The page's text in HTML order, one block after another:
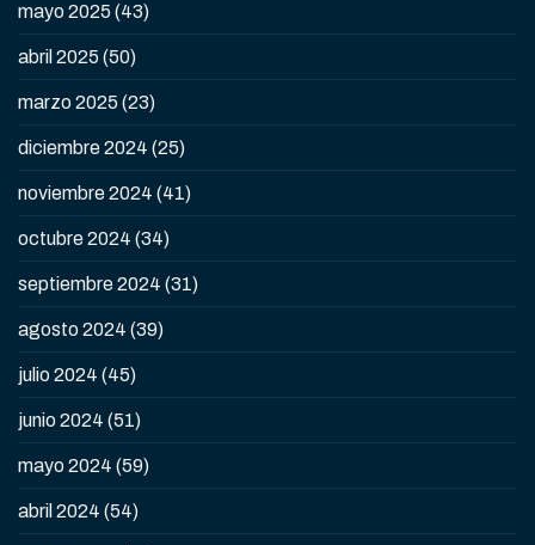
mayo 2025 (43)
abril 2025 (50)
marzo 2025 (23)
diciembre 2024 (25)
noviembre 2024 (41)
octubre 2024 (34)
septiembre 2024 (31)
agosto 2024 (39)
julio 2024 (45)
junio 2024 (51)
mayo 2024 (59)
abril 2024 (54)